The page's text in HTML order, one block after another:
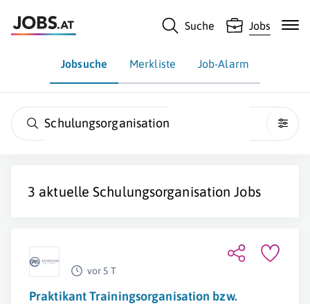
Suche Jobs
Jobsuche Merkliste Job-Alarm
Schulungsorganisation
3 aktuelleSchulungsorganisation Jobs
vor 5 T
Praktikant Trainingsorganisation bzw.